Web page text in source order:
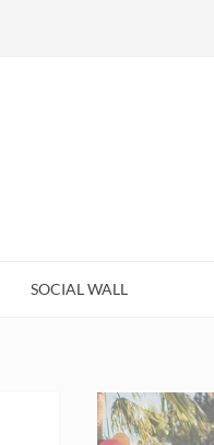
SOCIAL WALL